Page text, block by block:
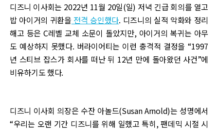
디즈니 이사회는 2022년 11월 20일(일) 저녁 긴급 회의를 열고
밥 아이거의 귀환을 전격 승인했다. 디즈니의 실적 악화와 정리
해고 등은 C레벨 교체 소문이 돌았지만, 아이거의 복귀는 아무
도 예상하지 못했다. 버라이어티는 이런 충격적 결정을 “1997
년 스티브 잡스가 회사를 떠난 뒤 12년 만에 돌아왔던 사건”에
비유하기도 했다.
디즈니 이사회 의장은 수잔 아놀드(Susan Arnold)는 성명에서
“우리는 오랜 기간 디즈니를 위해 일했고 특히, 팬데믹 시절 시